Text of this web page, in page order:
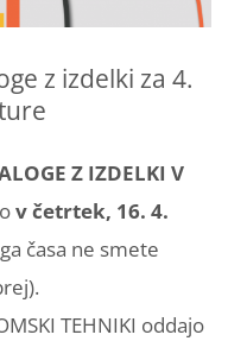
z izdelki za 4.
Z IZDELKI V
v četrtek, 16. 4.
časa ne smete
TEHNIKI oddajo